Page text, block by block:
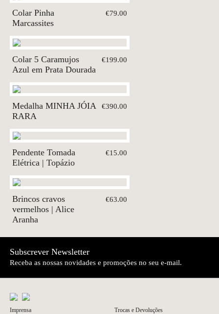
Colar Pinha
Marcassites
€79.00
Colar 5 Caramujos
Azul em Prata Dourada
€199.00
Medalha MINHA JÓIA
RARA
€390.00
Pendente Tomada
Elétrica | Topázio
€15.00
Brincos cravos
vermelhos | Alice
Aranha
€63.00
Subscrever Newsletter
Receba as nossas novidades e promoções no seu e-mail.
Imprensa Trocas e Devoluções